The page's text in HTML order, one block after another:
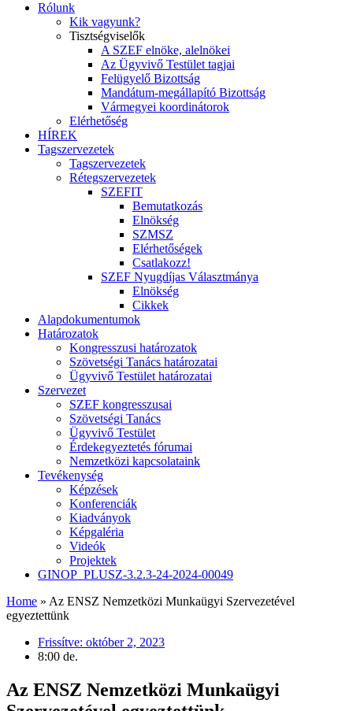
Rólunk
Kik vagyunk?
Tisztségviselők
A SZEF elnöke, alelnökei
Az Ügyvivő Testület tagjai
Felügyelő Bizottság
Mandátum-megállapító Bizottság
Vármegyei koordinátorok
Elérhetőség
HÍREK
Tagszervezetek
Tagszervezetek
Rétegszervezetek
SZEFIT
Bemutatkozás
Elnökség
SZMSZ
Elérhetőségek
Csatlakozz!
SZEF Nyugdíjas Választmánya
Elnökség
Cikkek
Alapdokumentumok
Határozatok
Kongresszusi határozatok
Szövetségi Tanács határozatai
Ügyvivő Testület határozatai
Szervezet
SZEF kongresszusai
Szövetségi Tanács
Ügyvivő Testület
Érdekegyeztetés fórumai
Nemzetközi kapcsolataink
Tevékenység
Képzések
Konferenciák
Kiadványok
Képgaléria
Videók
Projektek
GINOP_PLUSZ-3.2.3-24-2024-00049
Home » Az ENSZ Nemzetközi Munkaügyi Szervezetével
egyeztettünk
Frissítve: október 2, 2023
8:00 de.
Az ENSZ Nemzetközi Munkaügyi